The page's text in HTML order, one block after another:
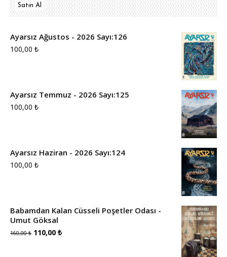
Satın Al
Ayarsız Ağustos - 2026 Sayı:126
100,00 ₺
Ayarsız Temmuz - 2026 Sayı:125
100,00 ₺
Ayarsız Haziran - 2026 Sayı:124
100,00 ₺
Babamdan Kalan Cüsseli Poşetler Odası -
Umut Göksal
160,00₺ Orijinal
110,00 ₺Şu